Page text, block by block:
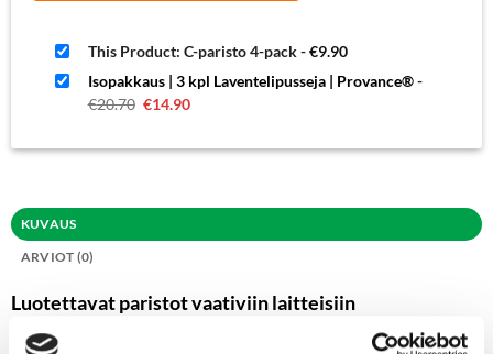
This Product: C-paristo 4-pack-€9.90
Isopakkaus | 3 kpl Laventelipusseja | Provance®-
€20.70 Alkuperäinen
hinta
€14.90Nykyinen
hinta
KUVAUS
ARVIOT (0)
Luotettavat paristot vaativiin laitteisiin
Esperanza C-paristot ovat alkaliparistoja, jotka sopivat